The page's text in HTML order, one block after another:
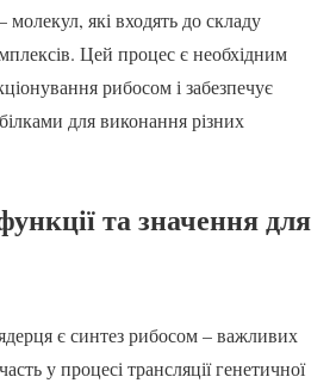
які входять до складу
Цей процес є необхідним
рибосом і забезпечує
для виконання різних
та значення для
є синтез рибосом – важливих
у процесі трансляції генетичної